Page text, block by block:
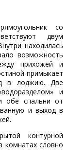
со
двум
находилась
возможность
прихожей и
примыкает
в лоджию. Две
и
обе спальни от
и выход в
контурной
комнатах словно